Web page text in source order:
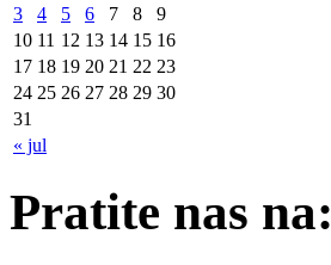
« jul
3
4 5 6 7 8
9
10 11 12 13 14 15 16
17 18 19 20 21 22 23
24 25 26 27 28 29 30
31
Pratite nas na: